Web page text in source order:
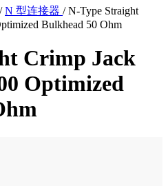
/ N 型连接器 / N-Type Straight
Bulkhead 50 Ohm
Crimp Jack
Optimized